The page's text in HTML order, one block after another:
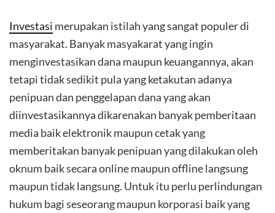
Investasi merupakan istilah yang sangat populer di
masyarakat. Banyak masyakarat yang ingin
menginvestasikan dana maupun keuangannya, akan
tetapi tidak sedikit pula yang ketakutan adanya
penipuan dan penggelapan dana yang akan
diinvestasikannya dikarenakan banyak pemberitaan
media baik elektronik maupun cetak yang
memberitakan banyak penipuan yang dilakukan oleh
oknum baik secara online maupun offline langsung
maupun tidak langsung. Untuk itu perlu perlindungan
hukum bagi seseorang maupun korporasi baik yang